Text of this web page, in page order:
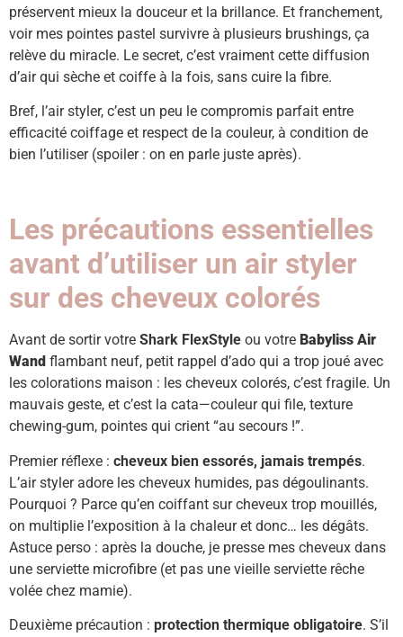
préservent mieux la douceur et la brillance. Et franchement,
voir mes pointes pastel survivre à plusieurs brushings, ça
relève du miracle. Le secret, c’est vraiment cette diffusion
d’air qui sèche et coiffe à la fois, sans cuire la fibre.
Bref, l’air styler, c’est un peu le compromis parfait entre
efficacité coiffage et respect de la couleur, à condition de
bien l’utiliser (spoiler : on en parle juste après).
Les précautions essentielles
avant d’utiliser un air styler
sur des cheveux colorés
Avant de sortir votre Shark FlexStyle ou votre Babyliss Air
Wand flambant neuf, petit rappel d’ado qui a trop joué avec
les colorations maison : les cheveux colorés, c’est fragile. Un
mauvais geste, et c’est la cata—couleur qui file, texture
chewing-gum, pointes qui crient “au secours !”.
Premier réflexe : cheveux bien essorés, jamais trempés.
L’air styler adore les cheveux humides, pas dégoulinants.
Pourquoi ? Parce qu’en coiffant sur cheveux trop mouillés,
on multiplie l’exposition à la chaleur et donc… les dégâts.
Astuce perso : après la douche, je presse mes cheveux dans
une serviette microfibre (et pas une vieille serviette rêche
volée chez mamie).
Deuxième précaution : protection thermique obligatoire. S’il